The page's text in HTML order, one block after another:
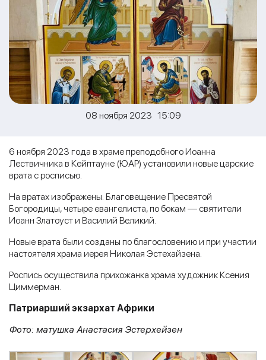
08 ноября 2023 15:09
6 ноября 2023 года в храме преподобного Иоанна
Лествичника в Кейптауне (ЮАР) установили новые царские
врата с росписью.
На вратах изображены: Благовещение Пресвятой
Богородицы, четыре евангелиста, по бокам — святители
Иоанн Златоуст и Василий Великий.
Новые врата были созданы по благословению и при участии
настоятеля храма иерея Николая Эстехайзена.
Роспись осуществила прихожанка храма художник Ксения
Циммерман.
Патриарший экзархат Африки
Фото: матушка Анастасия Эстерхейзен